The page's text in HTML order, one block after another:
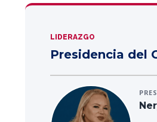
LIDERAZGO
Presidencia del